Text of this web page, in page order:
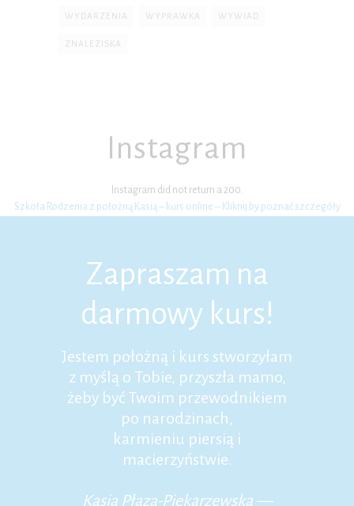
WYDARZENIA WYPRAWKA WYWIAD
ZNALEZISKA
Instagram
Instagram did not return a 200.
Szkoła Rodzenia z położną Kasią – kurs online – Kliknij by poznać szczegóły
Zapraszam na
darmowy kurs!
Jestem położną i kurs stworzyłam
z myślą o Tobie, przyszła mamo,
żeby być Twoim przewodnikiem
po narodzinach,
karmieniu piersią i
macierzyństwie.
Kasia Płaza-Piekarzewska —